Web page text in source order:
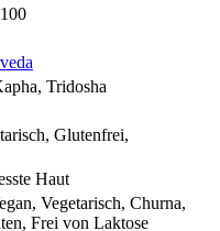
Tridosha
Glutenfrei,
Haut
Vegetarisch, Churna,
Frei von Laktose